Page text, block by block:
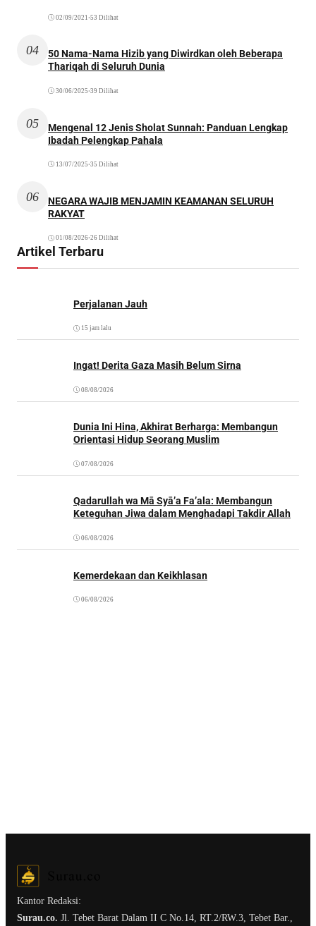
02/09/2021 •53 Dilihat
04
50 Nama-Nama Hizib yang Diwirdkan oleh Beberapa
Thariqah di Seluruh Dunia
30/06/2025 •39 Dilihat
05
Mengenal 12 Jenis Sholat Sunnah: Panduan Lengkap
Ibadah Pelengkap Pahala
13/07/2025 •35 Dilihat
06
NEGARA WAJIB MENJAMIN KEAMANAN SELURUH
RAKYAT
01/08/2026•26 Dilihat
Artikel Terbaru
Perjalanan Jauh
15 jam lalu
Ingat! Derita Gaza Masih Belum Sirna
08/08/2026
Dunia Ini Hina, Akhirat Berharga: Membangun
Orientasi Hidup Seorang Muslim
07/08/2026
Qadarullah wa Mā Syā’a Fa’ala: Membangun
Keteguhan Jiwa dalam Menghadapi Takdir Allah
06/08/2026
Kemerdekaan dan Keikhlasan
06/08/2026
Kantor Redaksi:
Surau.co. Jl. Tebet Barat Dalam II C No.14, RT.2/RW.3, Tebet Bar.,